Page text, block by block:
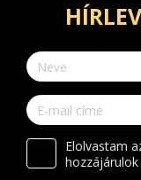
Elolvastam
hozzájárulok